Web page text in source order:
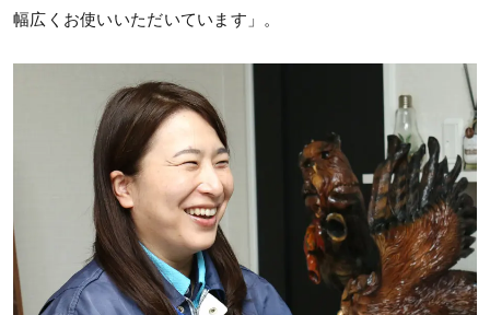
幅広くお使いいただいています」。